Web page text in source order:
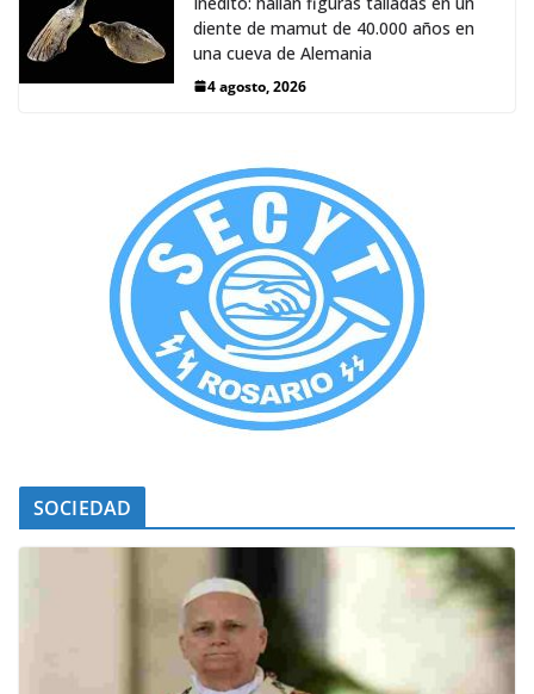
diente de mamut de 40.000 años en
una cueva de Alemania
4 agosto, 2026
SOCIEDAD